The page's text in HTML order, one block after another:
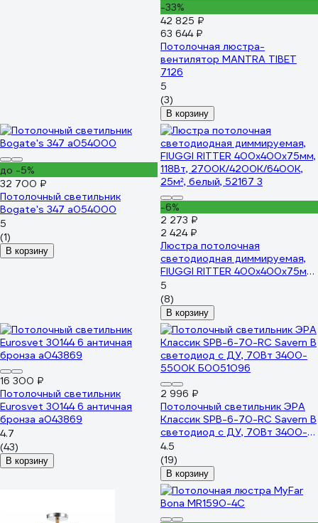
-33%
42 825 ₽
63 644 ₽
Потолочная люстра-
вентилятор MANTRA TIBET
7126
5
(3)
В корзину
до -5%
32 700 ₽
Потолочный светильник
Bogate's 347 a054000
5
(1)
В корзину
-6%
2 273 ₽
2 424 ₽
Люстра потолочная
светодиодная диммируемая,
FIUGGI RITTER 400x400x75мм,
118Вт, 2700K/4200K/6400K,
25м², белый, 52167 3
5
(8)
В корзину
16 300 ₽
Потолочный светильник
Eurosvet 30144 6 античная
бронза a043869
4.7
(43)
В корзину
2 996 ₽
Потолочный светильник ЭРА
Классик SPB-6-70-RC Savern В
светодиод с ДУ, 70Вт 3400-
5500К Б0051096
4.5
(19)
В корзину